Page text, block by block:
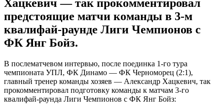
Хацкевич — так прокомментировал
предстоящие матчи команды в 3-м
квалифай-раунде Лиги Чемпионов с
ФК Янг Бойз.
В послематчевом интервью, после поединка 1-го тура
чемпионата УПЛ, ФК Динамо — ФК Черноморец (2:1),
главный тренер команды хозяев — Александр Хацкевич, так
прокомментировал подготовку команды к матчам 3-го
квалифай-раунда Лиги Чемпионов с ФК Янг Бойз: